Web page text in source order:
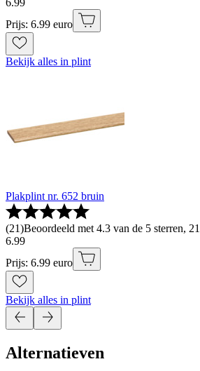
6.99
Prijs: 6.99 euro
Bekijk alles in plint
Plakplint nr. 652 bruin
(21)Beoordeeld met 4.3 van de 5 sterren,
6.99
Prijs: 6.99 euro
Bekijk alles in plint
Alternatieven